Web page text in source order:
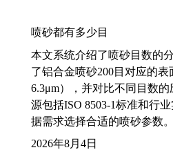
喷砂都有多少目
本文系统介绍了喷砂目数的
了铝合金喷砂200目对应的表
6.3μm），并对比不同目数
源包括ISO 8503-1标准和行
据需求选择合适的喷砂参数。
2026年8月4日